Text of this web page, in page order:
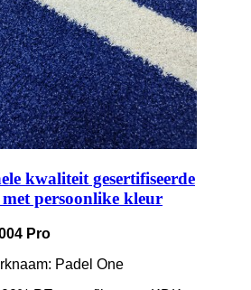
kwaliteit gesertifiseerde
persoonlike kleur
Pro
Padel One